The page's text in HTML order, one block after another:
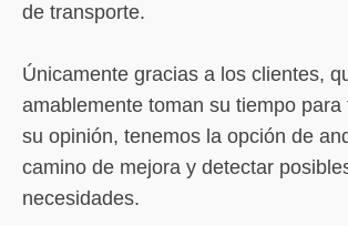
de transporte.
Únicamente gracias a los clientes,
amablemente toman su tiempo para
su opinión, tenemos la opción de
camino de mejora y detectar
necesidades.